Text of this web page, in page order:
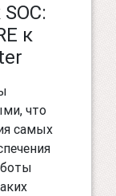
к
что
самых